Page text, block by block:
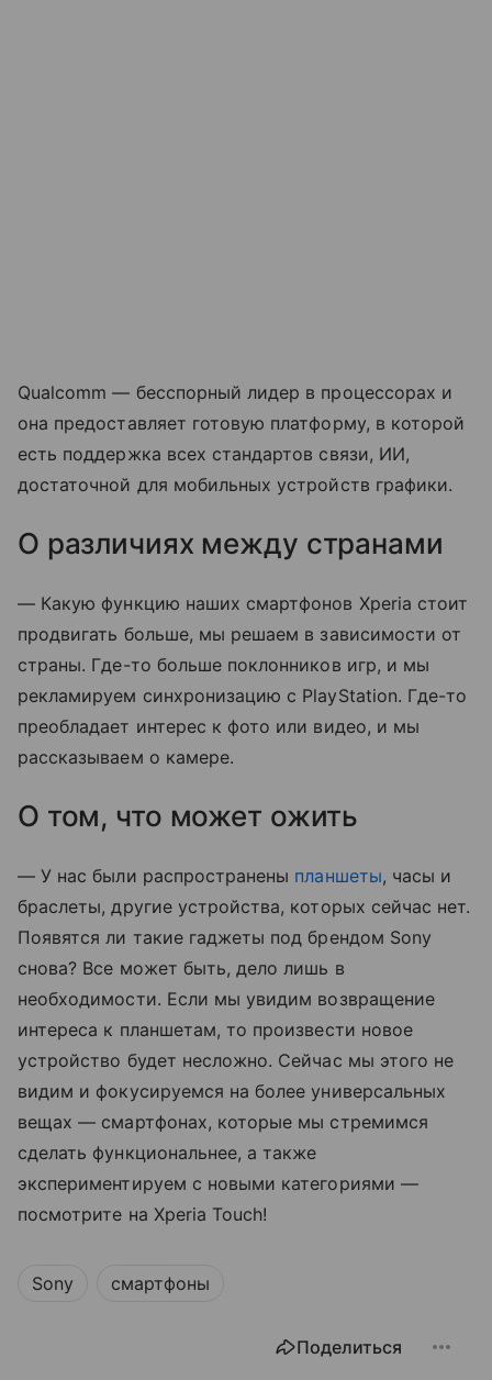
Qualcomm — бесспорный лидер в процессорах и
она предоставляет готовую платформу, в которой
есть поддержка всех стандартов связи, ИИ,
достаточной для мобильных устройств графики.
О различиях между странами
— Какую функцию наших смартфонов Xperia стоит
продвигать больше, мы решаем в зависимости от
страны. Где-то больше поклонников игр, и мы
рекламируем синхронизацию с PlayStation. Где-то
преобладает интерес к фото или видео, и мы
рассказываем о камере.
О том, что может ожить
— У нас были распространены планшеты, часы и
браслеты, другие устройства, которых сейчас нет.
Появятся ли такие гаджеты под брендом Sony
снова? Все может быть, дело лишь в
необходимости. Если мы увидим возвращение
интереса к планшетам, то произвести новое
устройство будет несложно. Сейчас мы этого не
видим и фокусируемся на более универсальных
вещах — смартфонах, которые мы стремимся
сделать функциональнее, а также
экспериментируем с новыми категориями —
посмотрите на Xperia Touch!
Sony смартфоны
Поделиться